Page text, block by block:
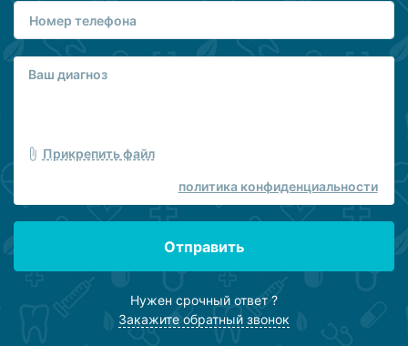
Прикрепить файл
политика конфиденциальности
Отправить
Нужен срочный ответ ?
Закажите обратный звонок